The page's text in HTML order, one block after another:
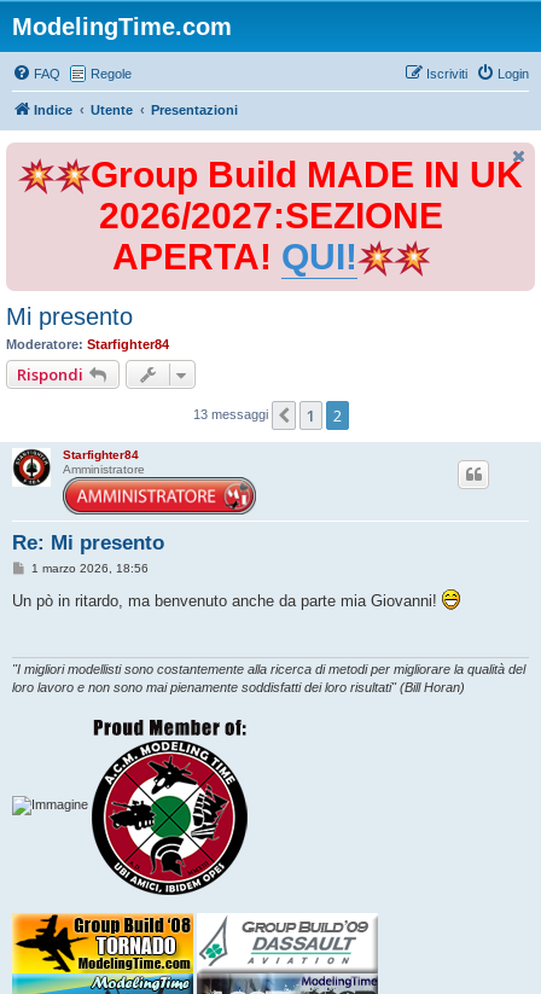
ModelingTime.com
FAQ Regole Login
Iscriviti
Indice Utente Presentazioni
Group Build MADE IN UK
2026/2027:SEZIONE
APERTA! QUI!
Mi presento
Moderatore: Starfighter84
Rispondi
13 messaggi Precedente
1 2
Starfighter84
Amministratore
Re: Mi presento
M
s
s
i
o
1 marzo 2026, 18:56
Un pò in ritardo, ma benvenuto anche da parte mia Giovanni!
"I migliori modellisti sono costantemente alla ricerca di metodi per migliorare la qualità del
loro lavoro e non sono mai pienamente soddisfatti dei loro risultati" (Bill Horan)